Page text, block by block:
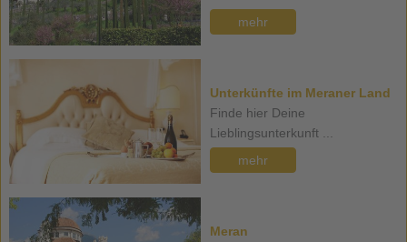
mehr
Unterkünfte im Meraner Land
Finde hier Deine
Lieblingsunterkunft ...
mehr
Meran